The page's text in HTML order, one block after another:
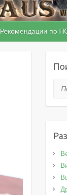
Рекомендации по